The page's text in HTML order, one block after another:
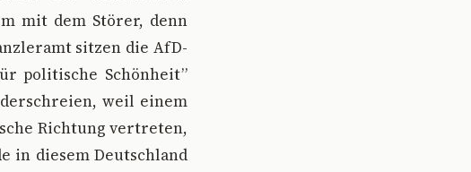
mit dem Störer, denn
sitzen die AfD-
politische Schönheit”
weil einem
Richtung vertreten,
in diesem Deutschland